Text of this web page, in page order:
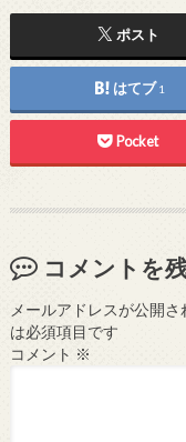
ポスト
はてブ 1
Pocket
コメントを
メールアドレスが公開さ
は必須項目です
コメント ※